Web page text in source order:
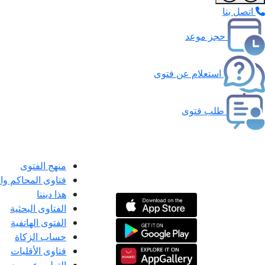
اتصل بنا
حجز موعد
استعلام عن فتوى
طلب فتوى
منهج الفتوى
فتاوى المحاكم
هذا ديننا
الفتاوى البحثية
الفتوى الهاتفية
حساب الزكاة
فتاوى الأقليات